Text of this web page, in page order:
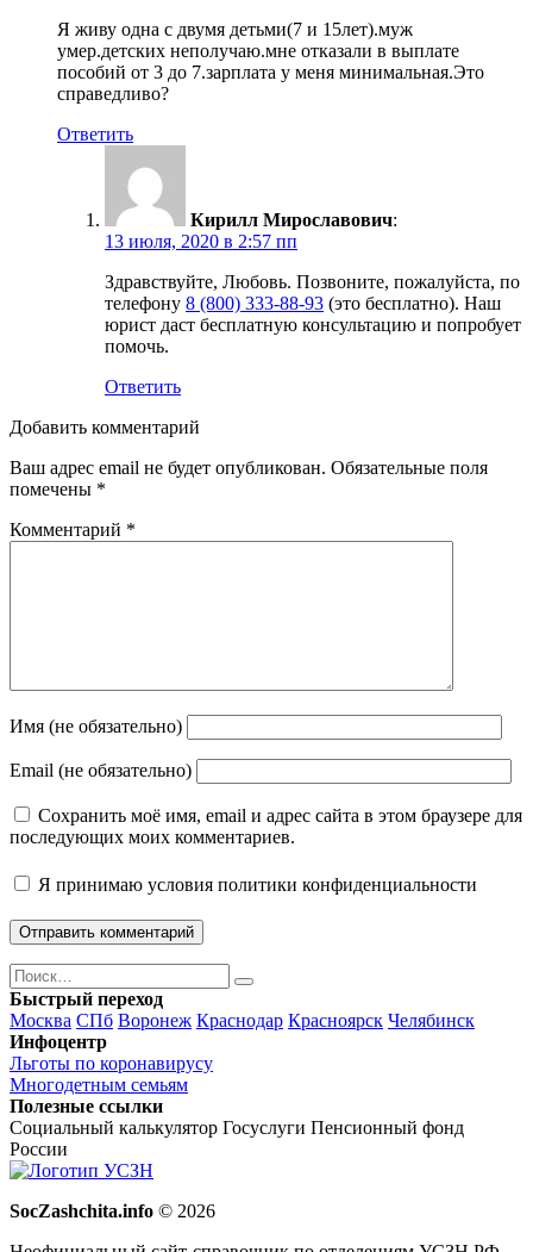
Я живу одна с двумя детьми(7 и 15лет).муж
умер.детских неполучаю.мне отказали в выплате
пособий от 3 до 7.зарплата у меня минимальная.Это
справедливо?
Ответить
Кирилл Мирославович:
13 июля, 2020 в 2:57 пп
Здравствуйте, Любовь. Позвоните, пожалуйста, по
телефону 8 (800) 333-88-93 (это бесплатно). Наш
юрист даст бесплатную консультацию и попробует
помочь.
Ответить
Добавить комментарий
Ваш адрес email не будет опубликован. Обязательные поля
помечены *
Комментарий *
Имя (не обязательно)
Email (не обязательно)
Сохранить моё имя, email и адрес сайта в этом браузере для
последующих моих комментариев.
Я принимаю условия политики конфиденциальности
Поиск
Найти
Быстрый переход
Москва СПб Воронеж Краснодар Красноярск Челябинск
Инфоцентр
Льготы по коронавирусу
Многодетным семьям
Полезные ссылки
Социальный калькулятор Госуслуги Пенсионный фонд
России
SocZashchita.info © 2026